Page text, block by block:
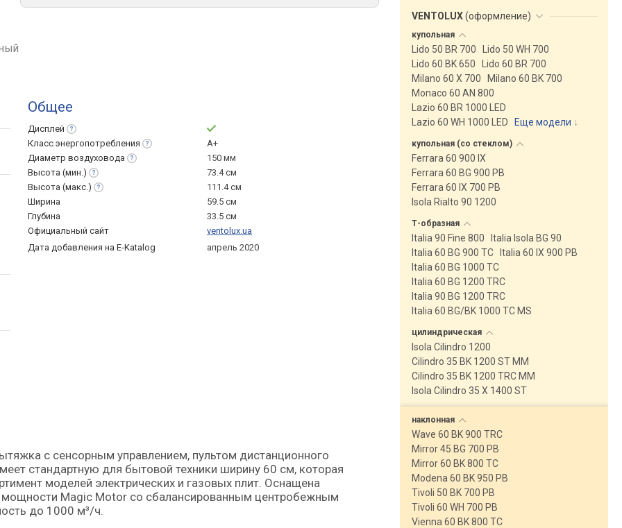
Общее
Дисплей
Класс энергопотребления
A+
Диаметр воздуховода
150 мм
Высота (мин.)
73.4 см
Высота (макс.)
111.4 см
Ширина
59.5 см
Глубина
33.5 см
Официальный сайт
ventolux.ua
Дата добавления на E-Katalog
апрель 2020
стандартную для бытовой техники ширину 60 см, которая
моделей электрических и газовых плит. Оснащена
Magic Motor со сбалансированным центробежным
до 1000 м³/ч.
VENTOLUX(оформление)
купольная
Lido 50 BR 700
Lido 50 WH 700
Lido 60 BK 650
Lido 60 BR 700
Milano 60 X 700
Milano 60 BK 700
Monaco 60 AN 800
Lazio 60 BR 1000 LED
Lazio 60 WH 1000 LED
Еще модели ↓
купольная (со стеклом)
Ferrara 60 900 IX
Ferrara 60 BG 900 PB
Ferrara 60 IX 700 PB
Isola Rialto 90 1200
Т-образная
Italia 90 Fine 800
Italia Isola BG 90
Italia 60 BG 900 TC
Italia 60 IX 900 PB
Italia 60 BG 1000 TC
Italia 60 BG 1200 TRC
Italia 90 BG 1200 TRC
Italia 60 BG/BK 1000 TC MS
цилиндрическая
Isola Cilindro 1200
Cilindro 35 BK 1200 ST MM
Cilindro 35 BK 1200 TRC MM
Isola Cilindro 35 X 1400 ST
наклонная
Wave 60 BK 900 TRC
Mirror 45 BG 700 PB
Mirror 60 BK 800 TC
Modena 60 BK 950 PB
Tivoli 50 BK 700 PB
Tivoli 60 WH 700 PB
Vienna 60 BK 800 TC